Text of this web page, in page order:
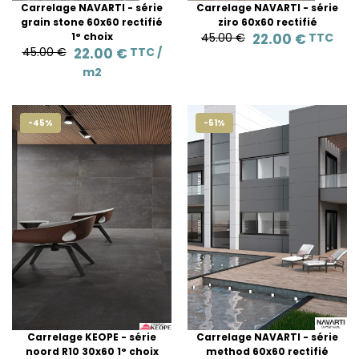
Carrelage NAVARTI - série
grain stone 60x60 rectifié
1° choix
45.00 € 22.00 € TTC /
m2
Carrelage NAVARTI - série
ziro 60x60 rectifié
45.00 € 22.00 € TTC
-45%
Carrelage KEOPE - série
noord R10 30x60 1° choix
-51%
Carrelage NAVARTI - série
method 60x60 rectifié